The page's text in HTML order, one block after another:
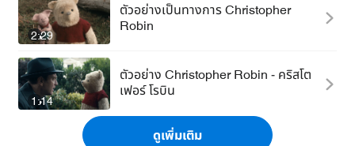
2:29
ตัวอย่างเป็นทางการ Christopher
Robin
1:14
ตัวอย่าง Christopher Robin - คริสโต
เฟอร์ โรบิน
ดูเพิ่มเติม